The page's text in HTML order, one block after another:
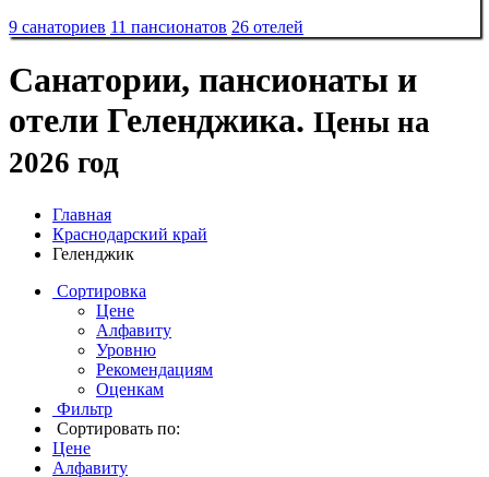
9 санаториев 11 пансионатов 26 отелей
Санатории, пансионаты и
отели Геленджика. Цены на
2026 год
Главная
Краснодарский край
Геленджик
Сортировка
Цене
Алфавиту
Уровню
Рекомендациям
Оценкам
Фильтр
Сортировать по:
Цене
Алфавиту